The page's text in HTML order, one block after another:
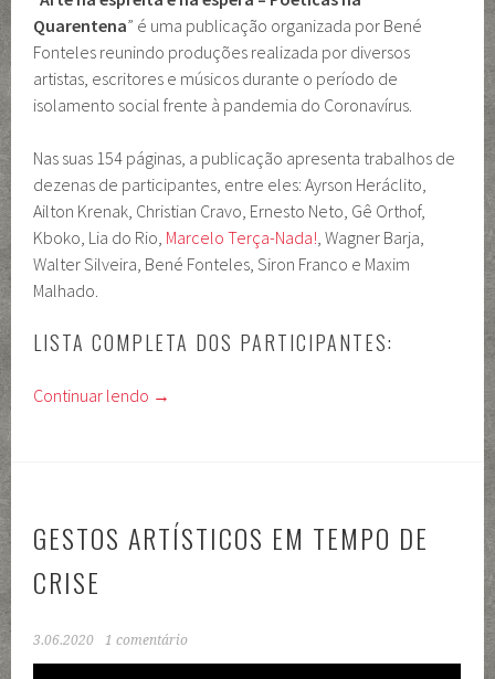
Quarentena” é uma publicação organizada por Bené
Fonteles reunindo produções realizada por diversos
artistas, escritores e músicos durante o período de
isolamento social frente à pandemia do Coronavírus.
Nas suas 154 páginas, a publicação apresenta trabalhos de
dezenas de participantes, entre eles: Ayrson Heráclito,
Ailton Krenak, Christian Cravo, Ernesto Neto, Gê Orthof,
Kboko, Lia do Rio, Marcelo Terça-Nada!, Wagner Barja,
Walter Silveira, Bené Fonteles, Siron Franco e Maxim
Malhado.
LISTA COMPLETA DOS PARTICIPANTES:
Continuar lendo →
GESTOS ARTÍSTICOS EM TEMPO DE
CRISE
3.06.2020 1 comentário